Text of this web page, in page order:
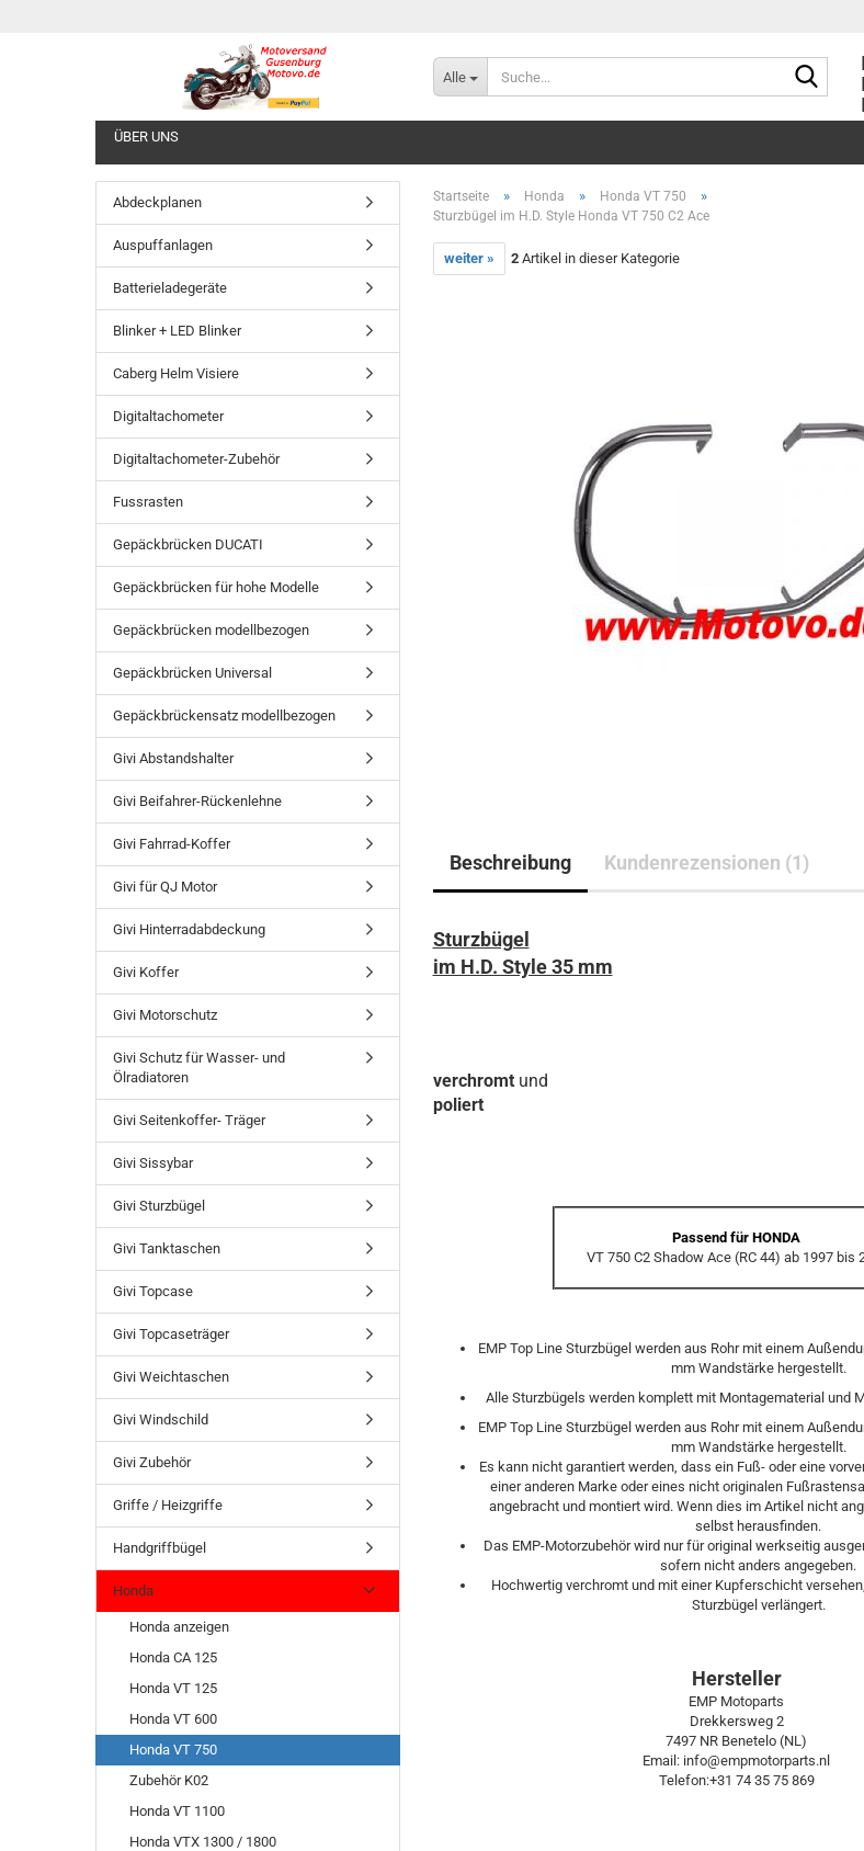
Alle
ÜBER UNS
Startseite » Honda » Honda VT 750 »
Sturzbügel im H.D. Style Honda VT 750 C2 Ace
weiter » 2Artikel in dieser Kategorie
Beschreibung Kundenrezensionen (1)
Sturzbügel
im H.D. Style 35 mm
verchromt und
poliert
Passend für HONDA
VT 750 C2 Shadow Ace (RC 44) ab 1997 bis
EMP Top Line Sturzbügel werden aus Rohr mit einem
mm Wandstärke hergestellt.
Alle Sturzbügels werden komplett mit Montagematerial und
EMP Top Line Sturzbügel werden aus Rohr mit einem
mm Wandstärke hergestellt.
Es kann nicht garantiert werden, dass ein Fuß- oder eine
einer anderen Marke oder eines nicht originalen
angebracht und montiert wird. Wenn dies im Artikel nicht
selbst herausfinden.
Das EMP-Motorzubehör wird nur für original werkseitig
sofern nicht anders angegeben.
Hochwertig verchromt und mit einer Kupferschicht
Sturzbügel verlängert.
Hersteller
EMP Motoparts
Drekkersweg 2
7497 NR Benetelo (NL)
Email: info@empmotorparts.nl
Telefon:+31 74 35 75 869
Abdeckplanen
Auspuffanlagen
Batterieladegeräte
Blinker + LED Blinker
Caberg Helm Visiere
Digitaltachometer
Digitaltachometer-Zubehör
Fussrasten
Gepäckbrücken DUCATI
Gepäckbrücken für hohe Modelle
Gepäckbrücken modellbezogen
Gepäckbrücken Universal
Gepäckbrückensatz modellbezogen
Givi Abstandshalter
Givi Beifahrer-Rückenlehne
Givi Fahrrad-Koffer
Givi für QJ Motor
Givi Hinterradabdeckung
Givi Koffer
Givi Motorschutz
Givi Schutz für Wasser- und
Ölradiatoren
Givi Seitenkoffer- Träger
Givi Sissybar
Givi Sturzbügel
Givi Tanktaschen
Givi Topcase
Givi Topcaseträger
Givi Weichtaschen
Givi Windschild
Givi Zubehör
Griffe / Heizgriffe
Handgriffbügel
Honda
Honda anzeigen
Honda CA 125
Honda VT 125
Honda VT 600
Honda VT 750
Zubehör K02
Honda VT 1100
Honda VTX 1300 / 1800